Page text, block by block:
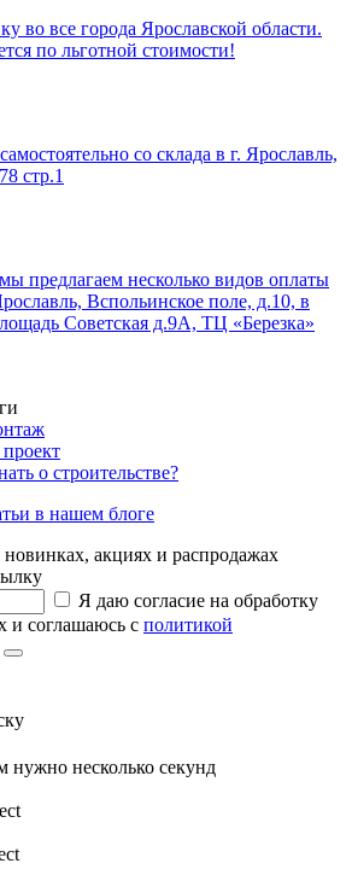
во все города Ярославской области.
по льготной стоимости!
со склада в г. Ярославль,
стр.1
предлагаем несколько видов оплаты
Вспольинское поле, д.10, в
Советская д.9А, ТЦ «Березка»
проект
о строительстве?
в нашем блоге
акциях и распродажах
Я даю согласие на обработку
и соглашаюсь с политикой
нужно несколько секунд